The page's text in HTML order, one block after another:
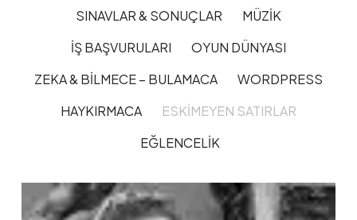
SINAVLAR & SONUÇLAR
MÜZIK
İŞ BAŞVURULARI
OYUN DÜNYASI
ZEKA & BILMECE – BULAMACA
WORDPRESS
HAYKIRMACA
ESKIMEYEN SATIRLAR
EĞLENCELIK